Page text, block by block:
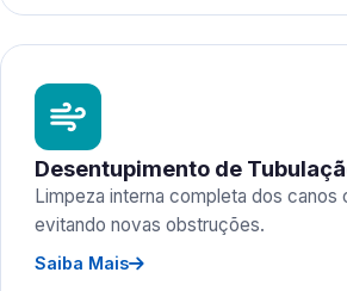
Desentupimento de
Limpeza interna completa dos canos
evitando novas obstruções.
Saiba Mais